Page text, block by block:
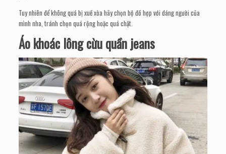
Tuy nhiên để không quá bị xuề xòa hãy chọn bộ đồ hợp với dáng người của
mình nha, tránh chọn quá rộng hoặc quá chật.
Áo khoác lông cừu quần jeans